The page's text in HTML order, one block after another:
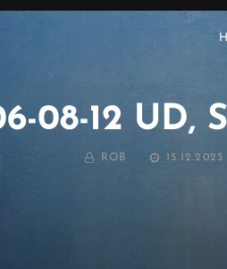
08-12 UD,
BY ROB
POSTED
15.12.2023